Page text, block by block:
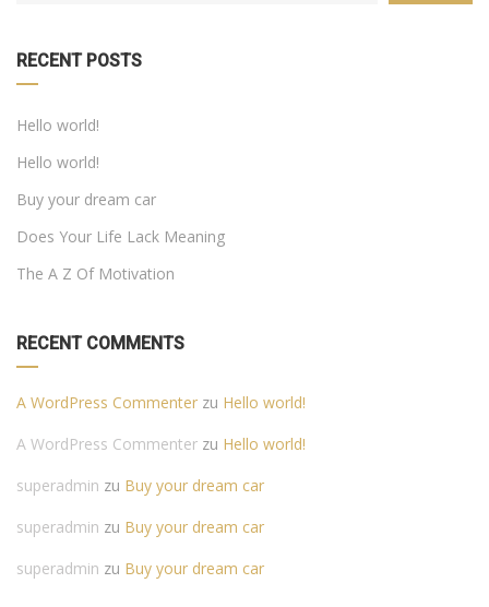
RECENT POSTS
Hello world!
Hello world!
Buy your dream car
Does Your Life Lack Meaning
The A Z Of Motivation
RECENT COMMENTS
A WordPress Commenter zu Hello world!
A WordPress Commenter zu Hello world!
superadmin zu Buy your dream car
superadmin zu Buy your dream car
superadmin zu Buy your dream car